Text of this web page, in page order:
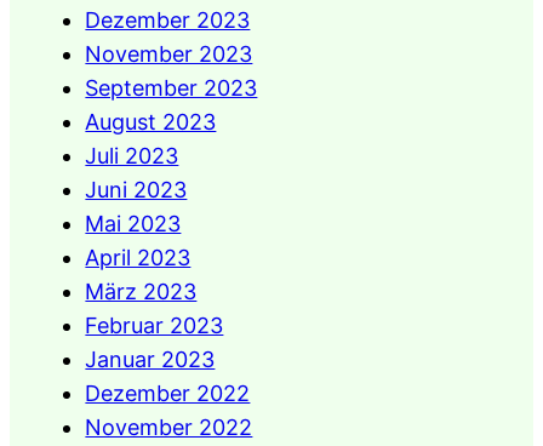
Dezember 2023
November 2023
September 2023
August 2023
Juli 2023
Juni 2023
Mai 2023
April 2023
März 2023
Februar 2023
Januar 2023
Dezember 2022
November 2022